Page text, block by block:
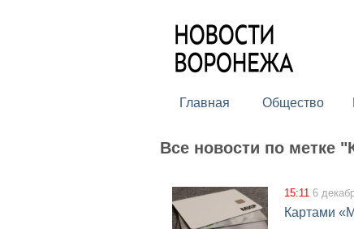
Главная Общество
Все новости по метке
15:11 6
Картами